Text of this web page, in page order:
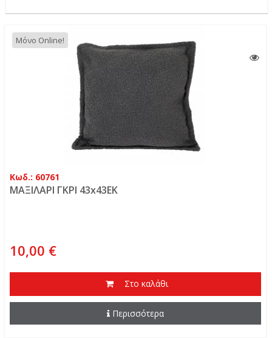
Μόνο Online!
Κωδ.: 60761
ΜΑΞΙΛΑΡΙ ΓΚΡΙ 43x43EK
10,00 €
Στο καλάθι
Περισσότερα